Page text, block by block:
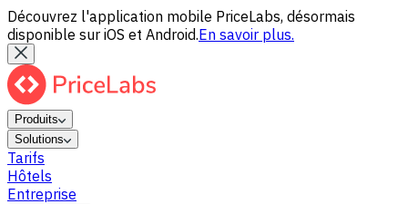
Découvrez l'application mobile PriceLabs, désormais
disponible sur iOS et Android.En savoir plus.
Produits
Solutions
Tarifs
Hôtels
Entreprise